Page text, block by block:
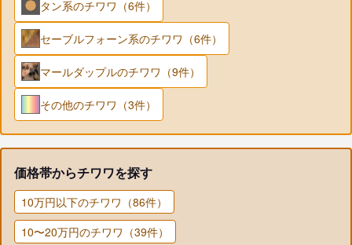
タン系のチワワ（6件）
セーブルフォーン系のチワワ（6件）
マールダップルのチワワ（9件）
その他のチワワ（3件）
価格帯からチワワを探す
10万円以下のチワワ（86件）
10〜20万円のチワワ（39件）